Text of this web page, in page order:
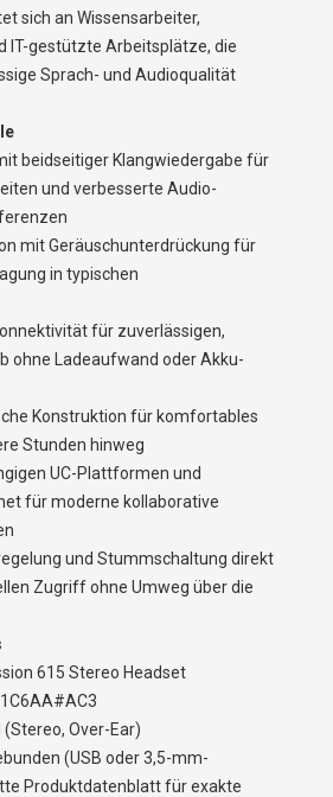
sich an Wissensarbeiter,
IT-gestützte Arbeitsplätze, die
Sprach- und Audioqualität
beidseitiger Klangwiedergabe für
und verbesserte Audio-
mit Geräuschunterdrückung für
in typischen
für zuverlässigen,
ohne Ladeaufwand oder Akku-
Konstruktion für komfortables
Stunden hinweg
UC-Plattformen und
für moderne kollaborative
und Stummschaltung direkt
Zugriff ohne Umweg über die
615 Stereo Headset
Over-Ear)
(USB oder 3,5-mm-
Produktdatenblatt für exakte